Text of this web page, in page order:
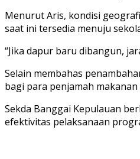
Menurut Aris, kondisi
saat ini tersedia menuju
“Jika dapur baru dibangun,
Selain membahas
bagi para penjamah
Sekda Banggai Kepulauan
efektivitas pelaksanaan